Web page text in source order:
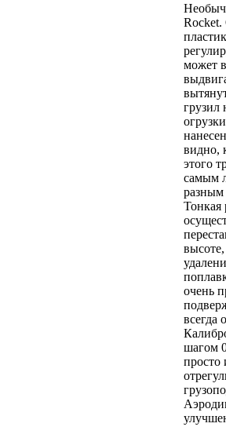
Rocket.
может
грузил
видно,
этого
самым
разным
Тонкая
очень
всегда
шагом
просто